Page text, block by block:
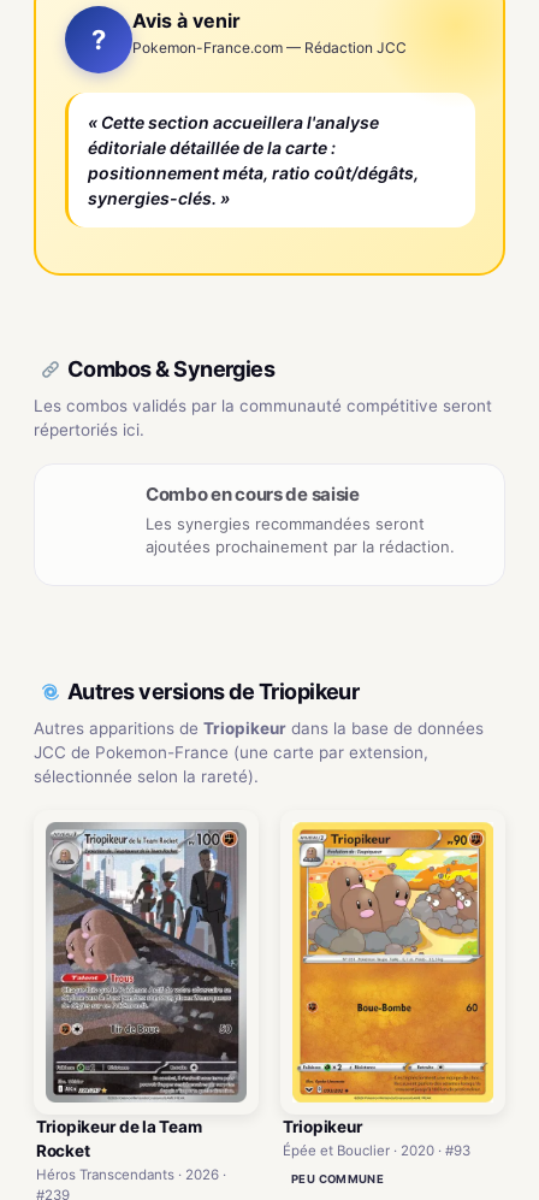
?
Avis à venir
Pokemon-France.com — Rédaction JCC
« Cette section accueillera l'analyse
éditoriale détaillée de la carte :
positionnement méta, ratio coût/dégâts,
synergies-clés. »
Combos & Synergies
Les combos validés par la communauté compétitive seront
répertoriés ici.
Combo en cours de saisie
Les synergies recommandées seront
ajoutées prochainement par la rédaction.
Autres versions de Triopikeur
Autres apparitions de Triopikeur dans la base de données
JCC de Pokemon-France (une carte par extension,
sélectionnée selon la rareté).
Triopikeur de la Team
Rocket
Héros Transcendants · 2026 ·
#239
Triopikeur
Épée et Bouclier · 2020 · #93
PEU COMMUNE